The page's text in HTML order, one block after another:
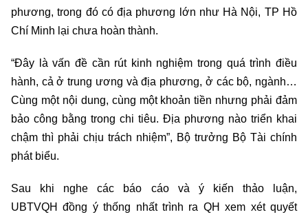
phương, trong đó có địa phương lớn như Hà Nội, TP Hồ
Chí Minh lại chưa hoàn thành.
“Đây là vấn đề cần rút kinh nghiệm trong quá trình điều
hành, cả ở trung ương và địa phương, ở các bộ, ngành…
Cùng một nội dung, cùng một khoản tiền nhưng phải đảm
bảo công bằng trong chi tiêu. Địa phương nào triển khai
chậm thì phải chịu trách nhiệm”, Bộ trưởng Bộ Tài chính
phát biểu.
Sau khi nghe các báo cáo và ý kiến thảo luận,
UBTVQH đồng ý thống nhất trình ra QH xem xét quyết